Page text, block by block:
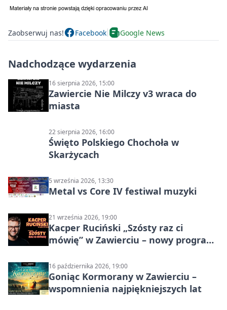
Zaobserwuj nas! Facebook Google News
Nadchodzące wydarzenia
16 sierpnia 2026, 15:00
Zawiercie Nie Milczy v3 wraca do
miasta
22 sierpnia 2026, 16:00
Święto Polskiego Chochoła w
Skarżycach
5 września 2026, 13:30
Metal vs Core IV festiwal muzyki
21 września 2026, 19:00
Kacper Ruciński „Szósty raz ci
mówię” w Zawierciu – nowy program
16 października 2026, 19:00
Goniąc Kormorany w Zawierciu –
wspomnienia najpiękniejszych lat